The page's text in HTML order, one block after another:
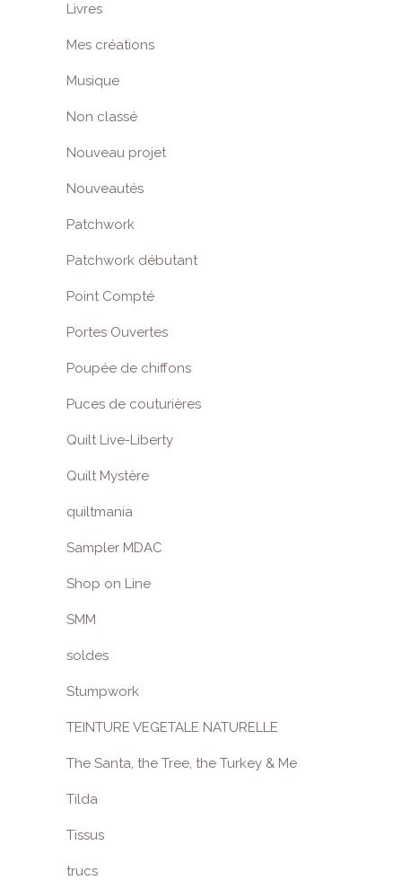
Livres
Mes créations
Musique
Non classé
Nouveau projet
Nouveautés
Patchwork
Patchwork débutant
Point Compté
Portes Ouvertes
Poupée de chiffons
Puces de couturières
Quilt Live-Liberty
Quilt Mystère
quiltmania
Sampler MDAC
Shop on Line
SMM
soldes
Stumpwork
TEINTURE VEGETALE NATURELLE
The Santa, the Tree, the Turkey & Me
Tilda
Tissus
trucs